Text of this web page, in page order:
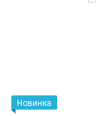
Новинка